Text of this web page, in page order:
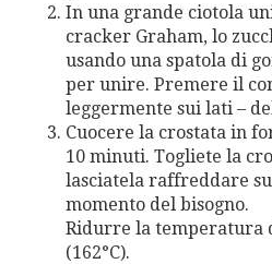
In una grande ciotola
cracker Graham, lo
usando una spatola di
per unire. Premere il
leggermente sui lati –
Cuocere la crostata in
10 minuti. Togliete la
lasciatela raffreddare
momento del bisogno.
Ridurre la temperatura
(162°C).